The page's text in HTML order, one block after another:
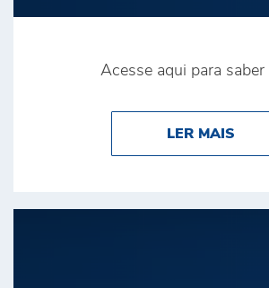
Acesse aqui para saber
LER MAIS